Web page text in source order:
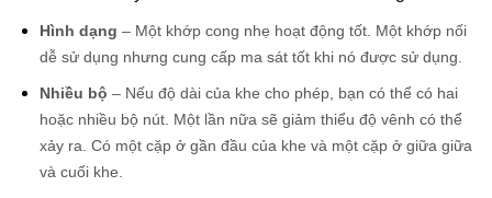
Hình dạng – Một khớp cong nhẹ hoạt động tốt. Một khớp nối
dễ sử dụng nhưng cung cấp ma sát tốt khi nó được sử dụng.
Nhiều bộ – Nếu độ dài của khe cho phép, bạn có thể có hai
hoặc nhiều bộ nút. Một lần nữa sẽ giảm thiểu độ vênh có thể
xảy ra. Có một cặp ở gần đầu của khe và một cặp ở giữa giữa
và cuối khe.